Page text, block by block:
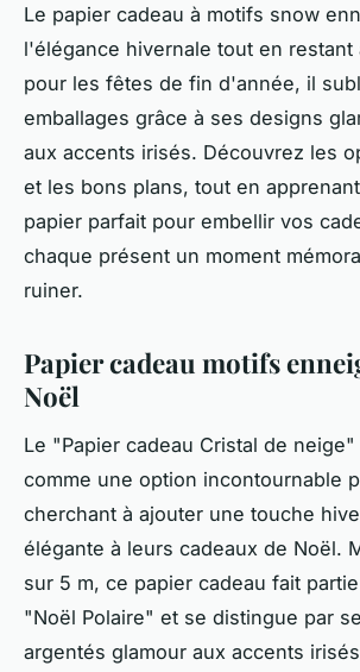
Le papier cadeau à motifs snow
l'élégance hivernale tout en restant
pour les fêtes de fin d'année, il
emballages grâce à ses designs
aux accents irisés. Découvrez les
et les bons plans, tout en
papier parfait pour embellir vos
chaque présent un moment
ruiner.
Papier cadeau motifs
Noël
Le "Papier cadeau Cristal de
comme une option incontournable
cherchant à ajouter une touche
élégante à leurs cadeaux de Noël.
sur 5 m, ce papier cadeau fait
"Noël Polaire" et se distingue par
argentés glamour aux accents